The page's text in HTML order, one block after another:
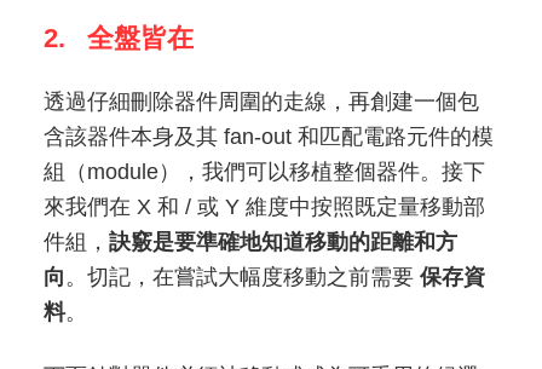
2. 全盤皆在
透過仔細刪除器件周圍的走線，再創建一個包
含該器件本身及其 fan-out 和匹配電路元件的模
組（module），我們可以移植整個器件。接下
來我們在 X 和 / 或 Y 維度中按照既定量移動部
件組， 訣竅是要準確地知道移動的距離和方
向。切記，在嘗試大幅度移動之前需要 保存資
料。